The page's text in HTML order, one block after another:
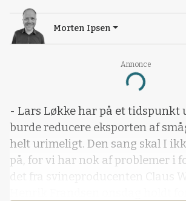
Annonce
Loading...
Morten Ipsen
- Lars Løkke har på et tidspunkt
burde reducere eksporten af
helt urimeligt. Den sang skal I
på, for vi har nok af problemer i
det fra svineproducenten Claus